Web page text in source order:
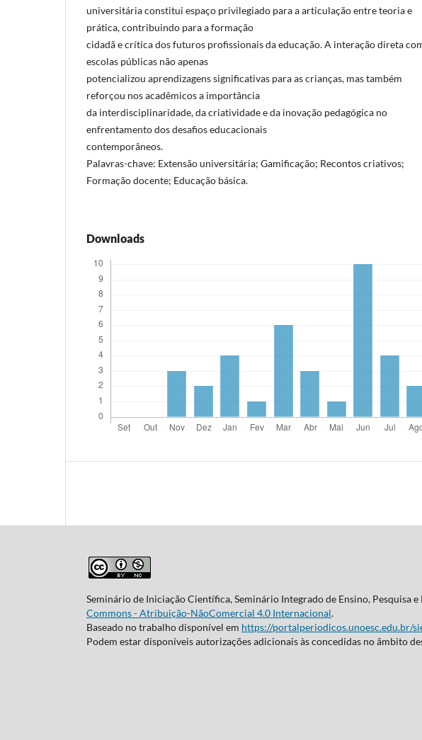
universitária constitui espaço privilegiado para a articulação entre teoria e
prática, contribuindo para a formação
cidadã e crítica dos futuros profissionais da educação. A interação direta
escolas públicas não apenas
potencializou aprendizagens significativas para as crianças, mas também
reforçou nos acadêmicos a importância
da interdisciplinaridade, da criatividade e da inovação pedagógica no
enfrentamento dos desafios educacionais
contemporâneos.
Palavras-chave: Extensão universitária; Gamificação; Recontos criativos;
Formação docente; Educação básica.
Downloads
Seminário de Iniciação Científica, Seminário Integrado de Ensino, Pesquisa
Commons - Atribuição-NãoComercial 4.0 Internacional.
Baseado no trabalho disponível em https://portalperiodicos.unoesc.edu.br/
Podem estar disponíveis autorizações adicionais às concedidas no âmbito